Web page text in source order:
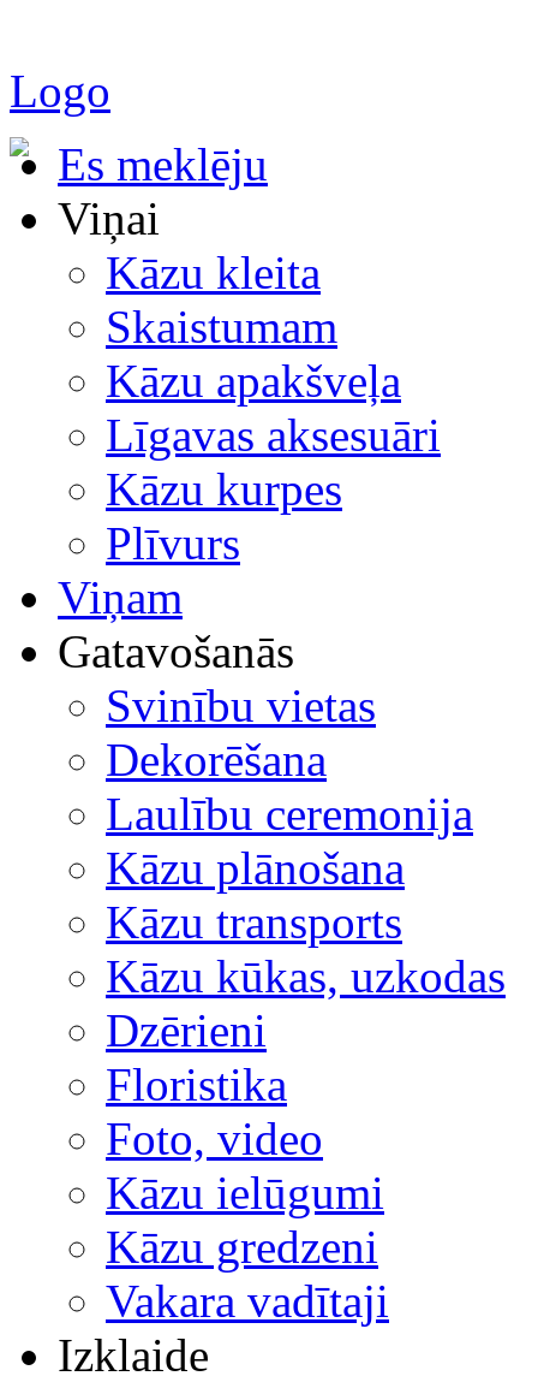
Logo
Es meklēju
Viņai
Kāzu kleita
Skaistumam
Kāzu apakšveļa
Līgavas aksesuāri
Kāzu kurpes
Plīvurs
Viņam
Gatavošanās
Svinību vietas
Dekorēšana
Laulību ceremonija
Kāzu plānošana
Kāzu transports
Kāzu kūkas, uzkodas
Dzērieni
Floristika
Foto, video
Kāzu ielūgumi
Kāzu gredzeni
Vakara vadītaji
Izklaide